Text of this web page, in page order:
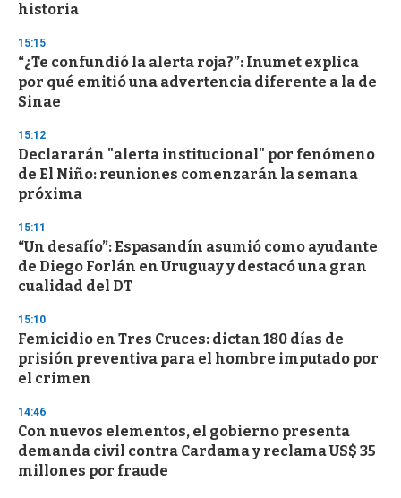
historia
15:15
“¿Te confundió la alerta roja?”: Inumet explica
por qué emitió una advertencia diferente a la de
Sinae
15:12
Declararán "alerta institucional" por fenómeno
de El Niño: reuniones comenzarán la semana
próxima
15:11
“Un desafío”: Espasandín asumió como ayudante
de Diego Forlán en Uruguay y destacó una gran
cualidad del DT
15:10
Femicidio en Tres Cruces: dictan 180 días de
prisión preventiva para el hombre imputado por
el crimen
14:46
Con nuevos elementos, el gobierno presenta
demanda civil contra Cardama y reclama US$ 35
millones por fraude